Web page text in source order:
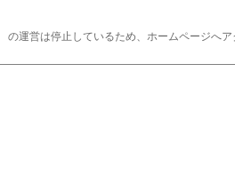
の運営は停止しているため、ホームページへ